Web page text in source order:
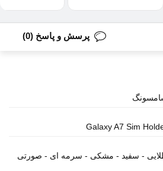
پرسش و پاسخ (0)
Galaxy A7 Sim
- سفید - مشکی - سرمه ای - صورتی